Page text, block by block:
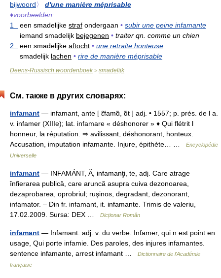
bijwoord〉
d'une manière méprisable
♦voorbeelden:
1
een smadelijke straf ondergaan • subir une peine infamante
iemand smadelijk bejegenen • traiter qn. comme un chien
2
een smadelijke aftocht • une retraite honteuse
smadelijk lachen • rire de manière méprisable
Deens-Russisch woordenboek > smadelijk
См. также в других словарях:
infamant — infamant, ante [ ɛ̃famɑ̃, ɑ̃t ] adj. • 1557; p. prés. de l a.
v. infamer (XIIIe); lat. infamare « déshonorer » ♦ Qui flétrit l
honneur, la réputation. ⇒ avilissant, déshonorant, honteux.
Accusation, imputation infamante. Injure, épithète… …
Encyclopédie
Universelle
infamant — INFAMÁNT, Ă, infamanţi, te, adj. Care atrage
înfierarea publică, care aruncă asupra cuiva dezonoarea,
dezaprobarea, oprobriul; ruşinos, degradant, dezonorant,
infamator. – Din fr. infamant, it. infamante. Trimis de valeriu,
17.02.2009. Sursa: DEX …
Dicționar Român
infamant — Infamant. adj. v. du verbe. Infamer, qui n est point en
usage, Qui porte infamie. Des paroles, des injures infamantes.
sentence infamante, arrest infamant …
Dictionnaire de l'Académie
française